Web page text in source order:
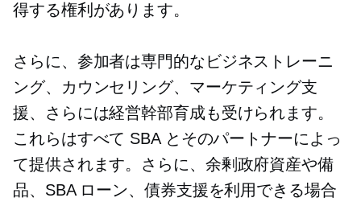
得する権利があります。
さらに、参加者は専門的なビジネストレーニ
ング、カウンセリング、マーケティング支
援、さらには経営幹部育成も受けられます。
これらはすべて SBA とそのパートナーによっ
て提供されます。さらに、余剰政府資産や備
品、SBA ローン、債券支援を利用できる場合